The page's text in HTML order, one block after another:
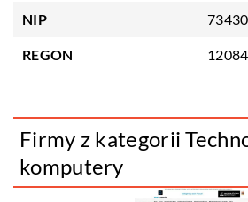
NIP
REGON
Firmy z kategorii
komputery